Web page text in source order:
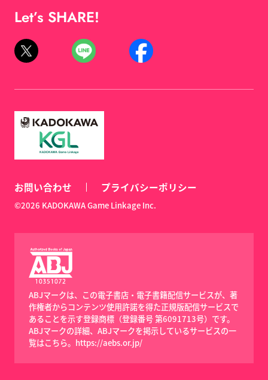
Let’s SHARE!
お問い合わせ プライバシーポリシー
©2026 KADOKAWA Game Linkage Inc.
ABJマークは、この電子書店・電子書籍配信サービスが、著
作権者からコンテンツ使用許諾を得た正規版配信サービスで
あることを示す登録商標（登録番号 第6091713号）です。
ABJマークの詳細、ABJマークを掲示しているサービスの一
覧はこちら。 https://aebs.or.jp/